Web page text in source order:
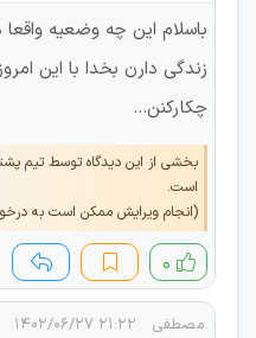
باسلام این چه وضعیه
زندگی دارن بخدا با این
چکارکنن...
بخشی از این دیدگاه توسط تیم
است.
(انجام ویرایش ممکن است به
۰
مصطفی ۲۱:۲۲ ۱۴۰۲/۰۶/۲۷